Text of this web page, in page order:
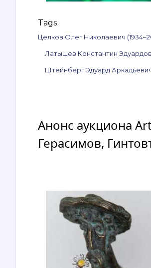
Tags
Целков Олег Николаевич
Латышев Константин
Штейнберг Эдуард Аркадьевич
Анонс аукциона
Герасимов,